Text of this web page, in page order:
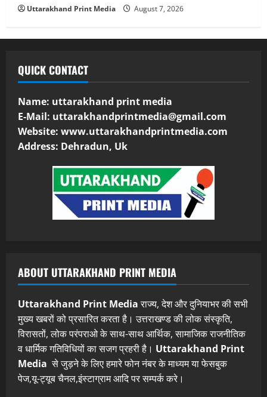
Uttarakhand Print Media August 7, 2026
QUICK CONTACT
Name: uttarakhand print media
E-Mail: uttarakhandprintmedia@gmail.com
Website: www.uttarakhandprintmedia.com
Address: Dehradun, Uk
ABOUT UTTARAKHAND PRINT MEDIA
Uttarakhand Print Mediaराज्य, देश और दुनियाभर की सभी
मुख्य खबरों को प्रसारित करता है। उत्तराखण्ड की लोक संस्कृति,
विरासतों, लोक परंपराओ के साथ-साथ आर्थिक, सामाजिक राजनीतिक
व धार्मिक गतिविधियों का सजग प्रहरी है। Uttarakhand Print
Media से जुड़ने के लिए हमारे फोन नंबर के माध्यम या फेसबुक
पेज,यू-ट्यूब चैनल,इंस्टाग्राम आदि पर सम्पर्क करे।